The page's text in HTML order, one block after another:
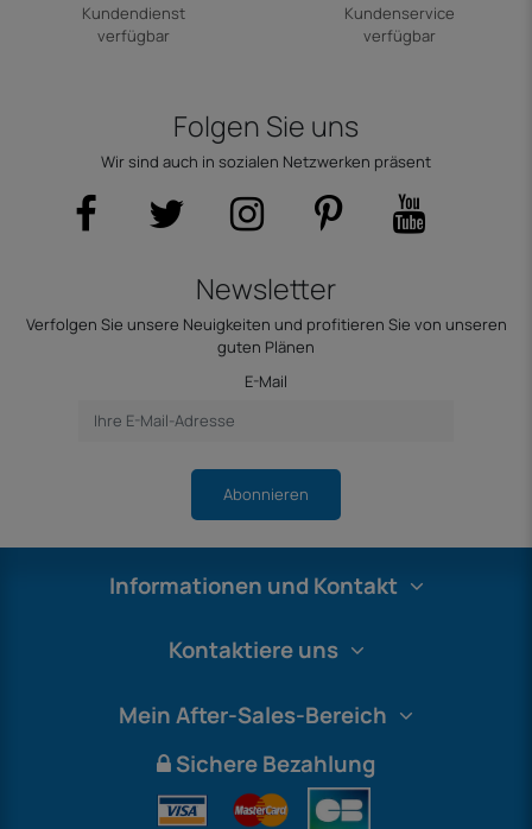
Kundendienst
verfügbar
Kundenservice
verfügbar
Folgen Sie uns
Wir sind auch in sozialen Netzwerken präsent
Newsletter
Verfolgen Sie unsere Neuigkeiten und profitieren Sie von unseren
guten Plänen
E-Mail
Abonnieren
Informationen und Kontakt
Kontaktiere uns
Mein After-Sales-Bereich
Sichere Bezahlung